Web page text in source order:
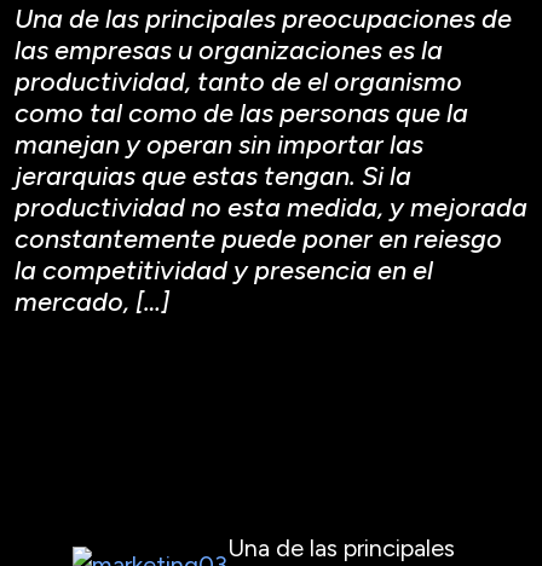
Una de las principales preocupaciones de
las empresas u organizaciones es la
productividad, tanto de el organismo
como tal como de las personas que la
manejan y operan sin importar las
jerarquias que estas tengan. Si la
productividad no esta medida, y mejorada
constantemente puede poner en reiesgo
la competitividad y presencia en el
mercado, […]
Una de las principales